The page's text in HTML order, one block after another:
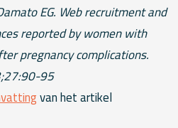
EG. Web recruitment and
reported by women with
pregnancy complications.
95
van het artikel